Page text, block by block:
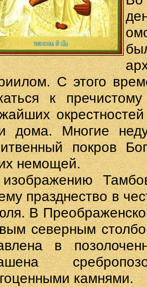
С этого
к
дома. Многие
покров
немощей.
празднество в
В
северным
в
камнями.